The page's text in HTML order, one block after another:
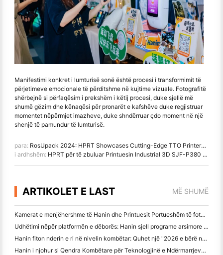
Manifestimi konkret i lumturisë sonë është procesi i transformimit të
përjetimeve emocionale të përditshme në kujtime vizuale. Fotografitë
shërbejnë si përfaqësim i prekshëm i këtij procesi, duke sjellë më
shumë gëzim dhe kënaqësi për pronarët e kafshëve duke regjistruar
momentet nëpërmjet imazheve, duke shndërruar çdo moment në një
shenjë të pamundur të lumturisë.
para: RosUpack 2024: HPRT Showcases Cutting-Edge TTO Printers and Labelling Solutions
i ardhshëm: HPRT për të zbuluar Printuesin Industrial 3D SJF-P380 dhe më shumë në Formnext + PM South China 2024
ARTIKOLET E LAST MË SHUMË
Kamerat e menjëhershme të Hanin dhe Printuesit Portueshëm të fotografive tërheqin interes të fortë në IEAE Shenzhen 2026
Udhëtimi nëpër platformën e dëborës: Hanin sjell programe arsimore fotografike për fëmijët në Qamdo
Hanin fiton nderin e ri në nivelin kombëtar: Quhet një "2026 e bërë në Kinë
Hanin i njohur si Qendra Kombëtare për Teknologjinë e Ndërmarrjeve për udhëheqjen e inovacionit